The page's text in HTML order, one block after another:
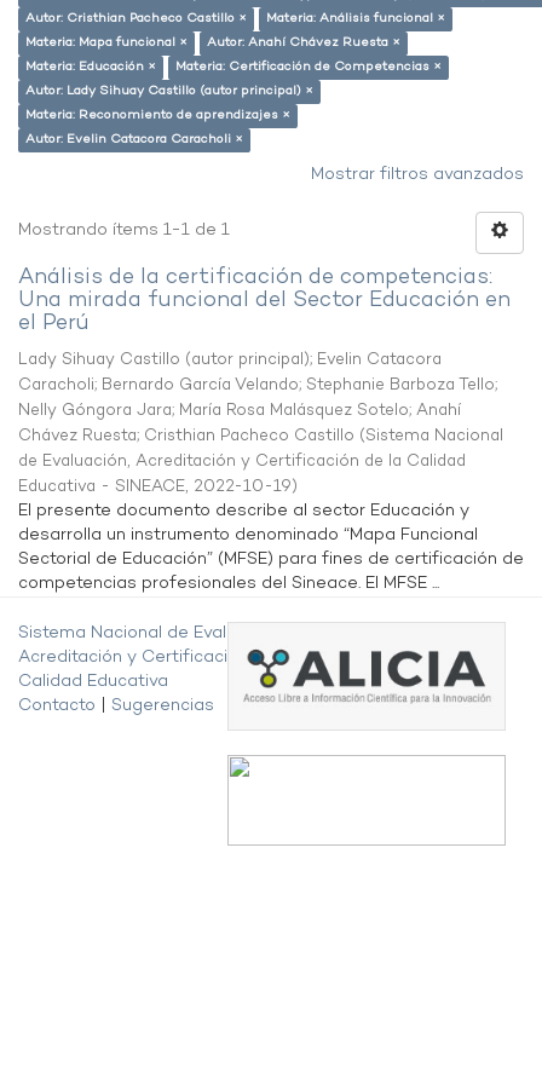
Autor: Cristhian Pacheco Castillo ×
Materia: Análisis funcional ×
Materia: Mapa funcional ×
Autor: Anahí Chávez Ruesta ×
Materia: Educación ×
Materia: Certificación de Competencias ×
Autor: Lady Sihuay Castillo (autor principal) ×
Materia: Reconomiento de aprendizajes ×
Autor: Evelin Catacora Caracholi ×
Mostrar filtros avanzados
Mostrando ítems 1-1 de 1
Análisis de la certificación de competencias:
Una mirada funcional del Sector Educación en
el Perú
Lady Sihuay Castillo (autor principal); Evelin Catacora
Caracholi; Bernardo García Velando; Stephanie Barboza Tello;
Nelly Góngora Jara; María Rosa Malásquez Sotelo; Anahí
Chávez Ruesta; Cristhian Pacheco Castillo (Sistema Nacional
de Evaluación, Acreditación y Certificación de la Calidad
Educativa - SINEACE, 2022-10-19)
El presente documento describe al sector Educación y
desarrolla un instrumento denominado “Mapa Funcional
Sectorial de Educación” (MFSE) para fines de certificación de
competencias profesionales del Sineace. El MFSE ...
Sistema Nacional de Evaluación,
Acreditación y Certificación de la
Calidad Educativa
Contacto
Sugerencias